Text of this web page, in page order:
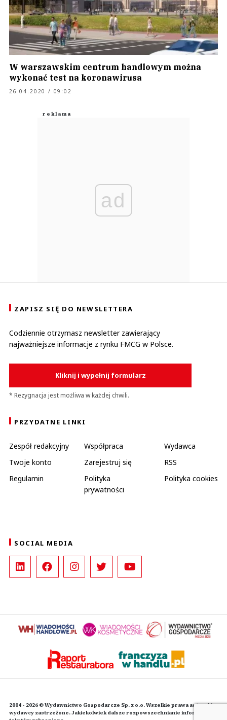
W warszawskim centrum handlowym można
wykonać test na koronawirusa
26.04.2020 / 09:02
ad
ZAPISZ SIĘ DO NEWSLETTERA
Codziennie otrzymasz newsletter zawierający
najważniejsze informacje z rynku FMCG w Polsce.
Kliknij i wypełnij formularz
* Rezygnacja jest możliwa w każdej chwili.
PRZYDATNE LINKI
Zespół redakcyjny Współpraca
Wydawca
Twoje konto
Zarejestruj się
RSS
Regulamin
Polityka
prywatności
Polityka cookies
SOCIAL MEDIA
2004 - 2026 © Wydawnictwo Gospodarcze Sp. z o.o. Wszelkie prawa autorskie
wydawcy zastrzeżone. Jakiekolwiek dalsze rozpowszechnianie informacji i